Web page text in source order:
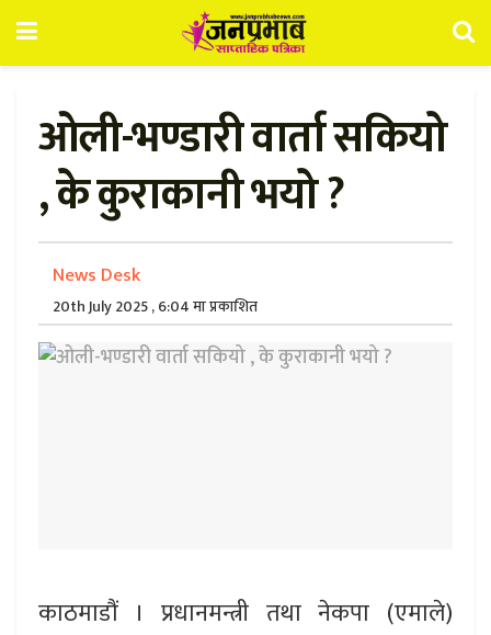
ओली-भण्डारी वार्ता सकियो
, के कुराकानी भयो ?
News Desk
20th July 2025 , 6:04 मा प्रकाशित
काठमाडौं । प्रधानमन्त्री तथा नेकपा (एमाले)